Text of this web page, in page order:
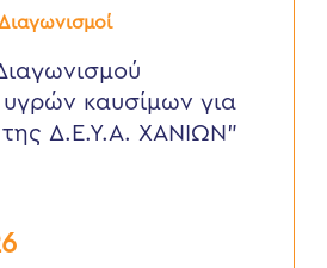
καυσίμων για
της Δ.Ε.Υ.Α. ΧΑΝΙΩΝ”